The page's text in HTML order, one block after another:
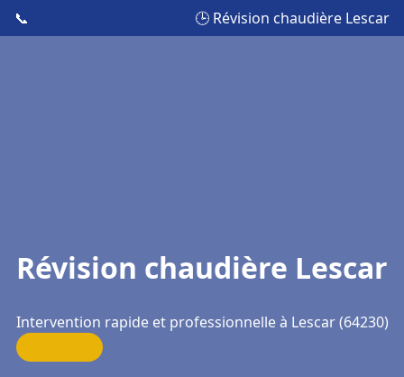
📞 🕒 Révision chaudière Lescar
Révision chaudière Lescar
Intervention rapide et professionnelle à Lescar (64230)